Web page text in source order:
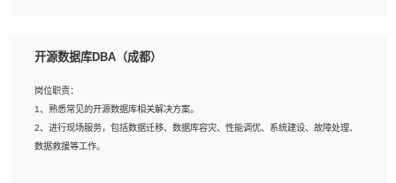
1、专科及以上学历，三年以上工作经验，计算机等相关专业；
3、熟悉常见操作系统、存储、网络、 IO 等相关原理；
4、具有迁移工具实操经验，具备P2V、V2V迁移能力；
5、熟练华为、VMware虚拟化、云计算及云存储技术；
6、熟悉主流数据库、应用服务器、中间件部署架构和运维方法；
开源数据库DBA（成都）
岗位职责：
1、熟悉常见的开源数据库相关解决方案。
2、进行现场服务，包括数据迁移、数据库容灾、性能调优、系统建设、故障处理、
数据救援等工作。